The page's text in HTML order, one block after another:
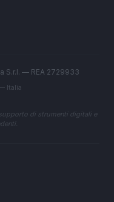
S.r.l. — REA 2729933
Italia
di strumenti digitali e